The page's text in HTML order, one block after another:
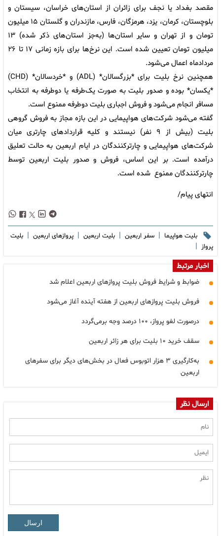
مقصد بغداد یا نجف برای زائران از استان‌های خراسان، سیستان و
بلوچستان، کرمان، یزد، هرمزگان، فارس، مازندران و گلستان ۱۵ میلیون
تومان و از تهران و سایر استان‌ها (به‌جز استان‌های ذکر شده) ۱۳
میلیون تومان تعیین شده است. این نرخ‌ها برای بازه زمانی ۱۷ تا ۲۶
مردادماه اعمال می‌شود.
همچنین نرخ بلیت برای *بزرگسالان* (ADL) و *خردسالان* (CHD)
*یکسان* بوده و صدور بلیت به صورت یک‌طرفه یا دوطرفه به انتخاب
مسافر انجام می‌شود و فروش اجباری بلیت دوطرفه ممنوع است.
گفته می‌شود شرکت‌های هواپیمایی در این بازه مجاز به فروش گروهی
بلیت (بیش از ۹ نفر) نیستند و کلیه قراردادهای چارتری میان
شرکت‌های هواپیمایی و چارترکنندگان در ایام اربعین به حالت تعلیق
درآمده است. بر این اساس، فروش و صدور بلیت اربعین توسط
چارترکنندگان ممنوع شده است.
انتهای پیام/
بلیت هواپیما | سفر اربعین | بلیت اربعین | پروازهای اربعین | بلیت
پرواز |
اخبار مرتبط
ضوابط و شرایط فروش بلیت پرواز‌های اربعین اعلام شد
فروش بلیت پروازهای اربعین از هفته آینده آغاز می‌شود
درصورت لغو پرواز، ۱۰۰ درصد وجه برمی‌گردد
سقف خرید ۱۰ بلیت برای هر زائر اربعین
به‌کارگیری ۳ هزار اتوبوس فعال در بخش‌های دیگر برای سفرهای
اربعین
ارسال نظر
ارسال